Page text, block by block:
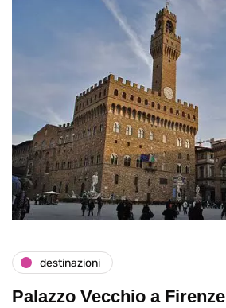
destinazioni
Palazzo Vecchio a Firenze